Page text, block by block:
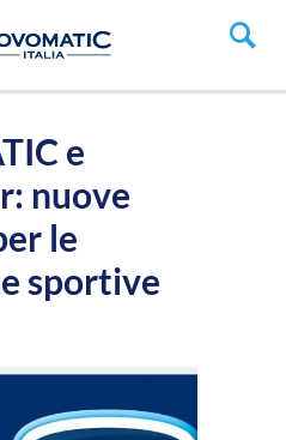
e
nuove
le
sportive